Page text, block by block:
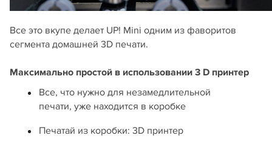
Все это вкупе делает UP! Mini одним из фаворитов
сегмента домашней 3D печати.
Максимально простой в использовании 3 D принтер
Все, что нужно для незамедлительной
печати, уже находится в коробке
Печатай из коробки: 3D принтер